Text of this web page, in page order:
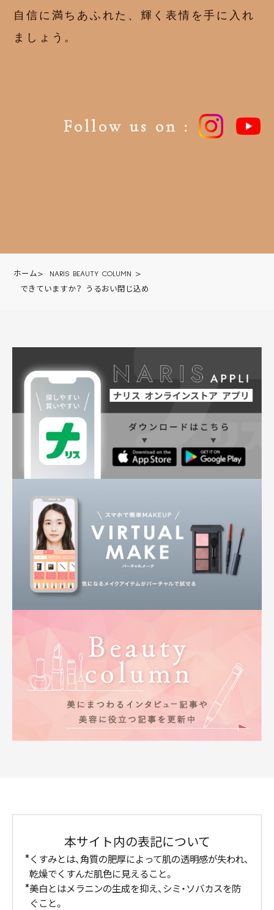
自信に満ちあふれた、輝く表情を手に入れ
ましょう。
Follow us on :
ホーム> NARIS BEAUTY COLUMN
>
できていますか？ うるおい閉じ込め
本サイト内の表記について
くすみとは、角質の肥厚によって肌の透明感が失われ、
乾燥でくすんだ肌色に見えること。
美白とはメラニンの生成を抑え、シミ・ソバカスを防
ぐこと。